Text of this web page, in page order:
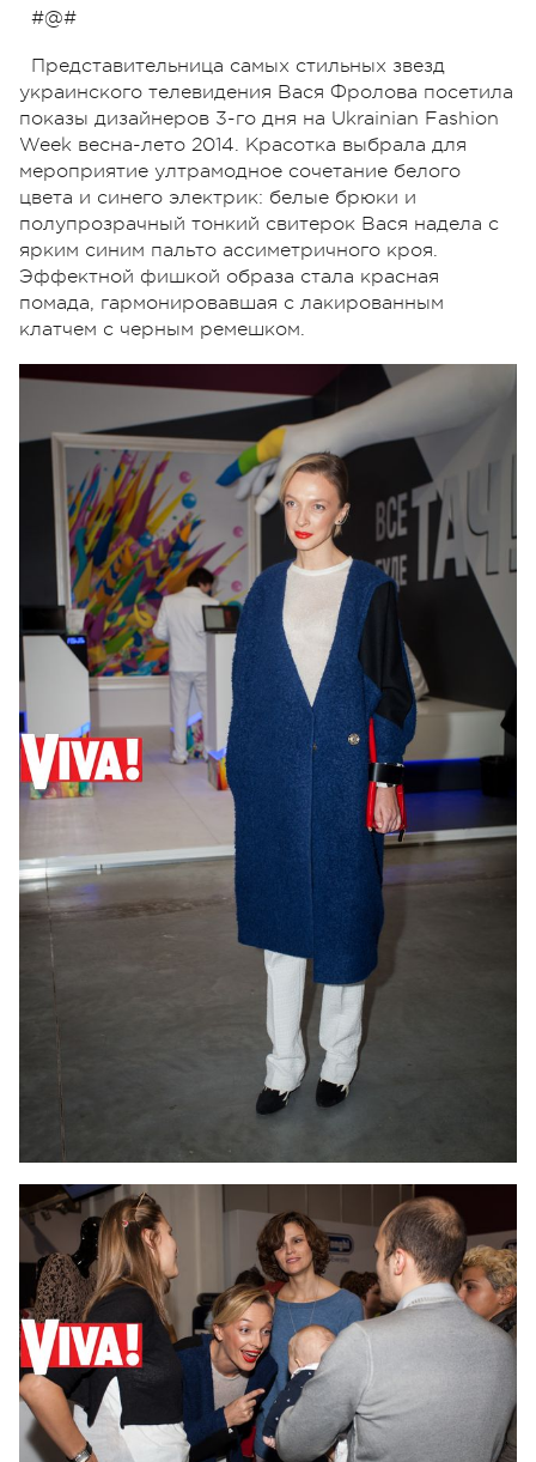
#@#
Представительница самых стильных звезд
украинского телевидения Вася Фролова посетила
показы дизайнеров 3-го дня на Ukrainian Fashion
Week весна-лето 2014. Красотка выбрала для
мероприятие ултрамодное сочетание белого
цвета и синего электрик: белые брюки и
полупрозрачный тонкий свитерок Вася надела с
ярким синим пальто ассиметричного кроя.
Эффектной фишкой образа стала красная
помада, гармонировавшая с лакированным
клатчем с черным ремешком.